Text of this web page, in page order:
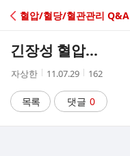
C
A
혈압/혈당/혈관관리 Q&A
긴장성 혈압...
작
자
자상한
작
시
간
11.07.29
조
수
162
목록 댓글 0